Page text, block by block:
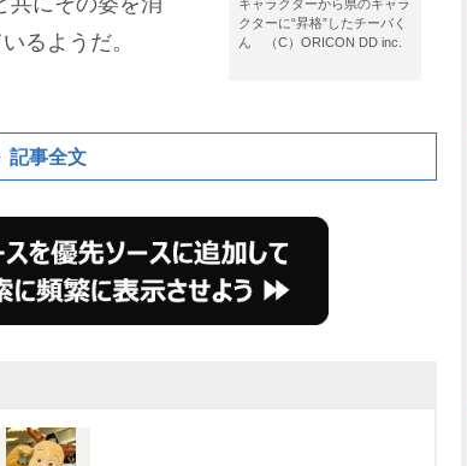
キャラクターから県のキャラ
クターに“昇格”したチーバく
ん （C）ORICON DD inc.
るようだ。
記事全文